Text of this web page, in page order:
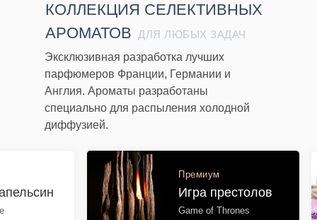
КОЛЛЕКЦИЯ СЕЛЕКТИВНЫХ
АРОМАТОВ
Эксклюзивная разработка лучших
парфюмеров Франции, Германии и
Англия. Ароматы разработаны
специально для распыления холодной
диффузией.
ДЛЯ ЛЮБЫХ ЗАДАЧ
Премиум
Игра престолов
Game of Thrones